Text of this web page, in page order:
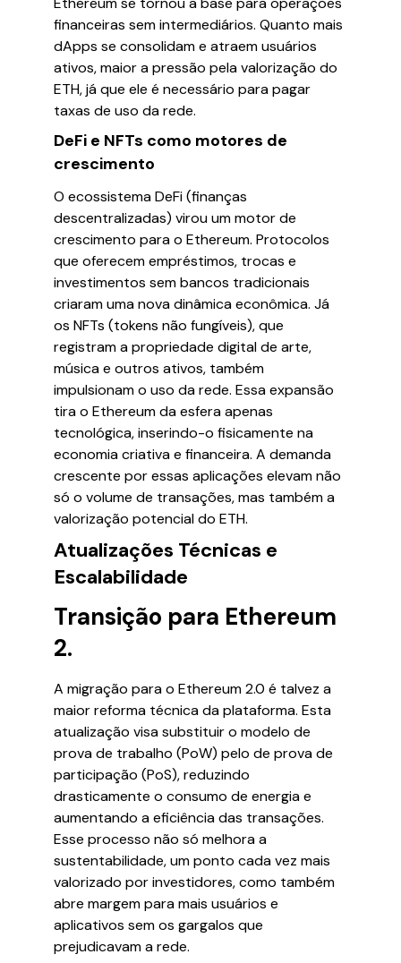
financeiras sem intermediários. Quanto mais
dApps se consolidam e atraem usuários
ativos, maior a pressão pela valorização do
ETH, já que ele é necessário para pagar
taxas de uso da rede.
DeFi e NFTs como motores de
crescimento
O ecossistema DeFi (finanças
descentralizadas) virou um motor de
crescimento para o Ethereum. Protocolos
que oferecem empréstimos, trocas e
investimentos sem bancos tradicionais
criaram uma nova dinâmica econômica. Já
os NFTs (tokens não fungíveis), que
registram a propriedade digital de arte,
música e outros ativos, também
impulsionam o uso da rede. Essa expansão
tira o Ethereum da esfera apenas
tecnológica, inserindo-o fisicamente na
economia criativa e financeira. A demanda
crescente por essas aplicações elevam não
só o volume de transações, mas também a
valorização potencial do ETH.
Atualizações Técnicas e
Escalabilidade
Transição para Ethereum
2.
A migração para o Ethereum 2.0 é talvez a
maior reforma técnica da plataforma. Esta
atualização visa substituir o modelo de
prova de trabalho (PoW) pelo de prova de
participação (PoS), reduzindo
drasticamente o consumo de energia e
aumentando a eficiência das transações.
Esse processo não só melhora a
sustentabilidade, um ponto cada vez mais
valorizado por investidores, como também
abre margem para mais usuários e
aplicativos sem os gargalos que
prejudicavam a rede.